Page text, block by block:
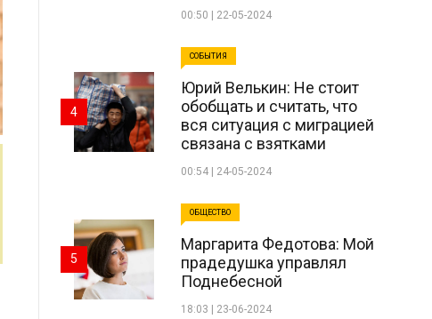
00:50 | 22-05-2024
СОБЫТИЯ
Юрий Велькин: Не стоит
обобщать и считать, что
вся ситуация с миграцией
связана с взятками
00:54 | 24-05-2024
4
ОБЩЕСТВО
Маргарита Федотова: Мой
прадедушка управлял
Поднебесной
18:03 | 23-06-2024
5